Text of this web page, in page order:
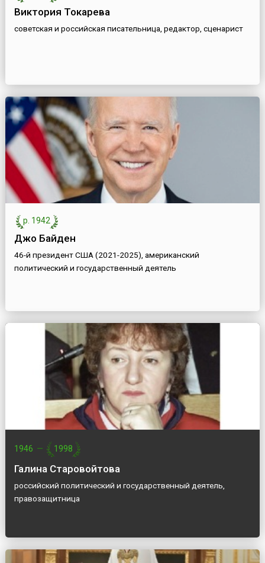
Виктория Токарева
советская и российская писательница, редактор, сценарист
р. 1942
Джо Байден
46-й президент США (2021-2025), американский
политический и государственный деятель
1946 — 1998
Галина Старовойтова
российский политический и государственный деятель,
правозащитница